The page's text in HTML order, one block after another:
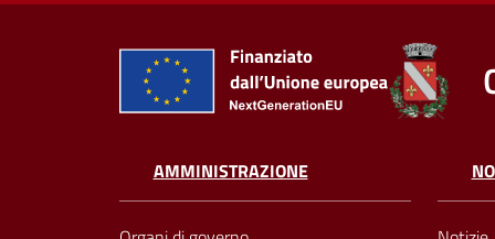
AMMINISTRAZIONE